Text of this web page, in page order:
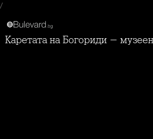
/
Каретата на Богориди -